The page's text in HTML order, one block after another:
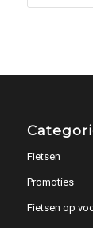
Fietsen
Promoties
Fietsen op